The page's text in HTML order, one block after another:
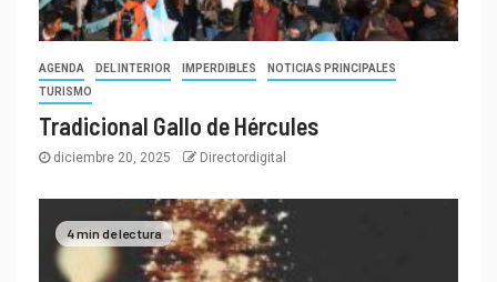
AGENDA DEL INTERIOR IMPERDIBLES
NOTICIAS PRINCIPALES
TURISMO
Tradicional Gallo de Hércules
diciembre 20, 2025 Directordigital
4 min de lectura